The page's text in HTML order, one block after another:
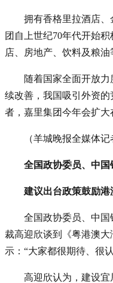
拥有香格里拉酒店
团自上世纪70年代开始
店、房地产、饮料及粮油
随着国家全面开放
续改善，我国吸引外资
者，嘉里集团今年会扩大
（羊城晚报全媒体记
全国政协委员、中国
建议出台政策鼓励
全国政协委员、中
裁高迎欣谈到《粤港澳
示：“大家都很期待、很
高迎欣认为，建设